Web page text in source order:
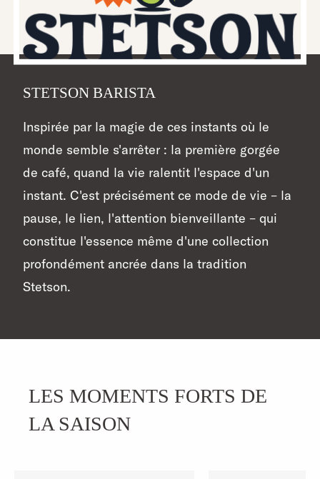
STETSON BARISTA
Inspirée par la magie de ces instants où le
monde semble s'arrêter : la première gorgée
de café, quand la vie ralentit l'espace d'un
instant. C'est précisément ce mode de vie – la
pause, le lien, l'attention bienveillante – qui
constitue l'essence même d'une collection
profondément ancrée dans la tradition
Stetson.
LES MOMENTS FORTS DE
LA SAISON